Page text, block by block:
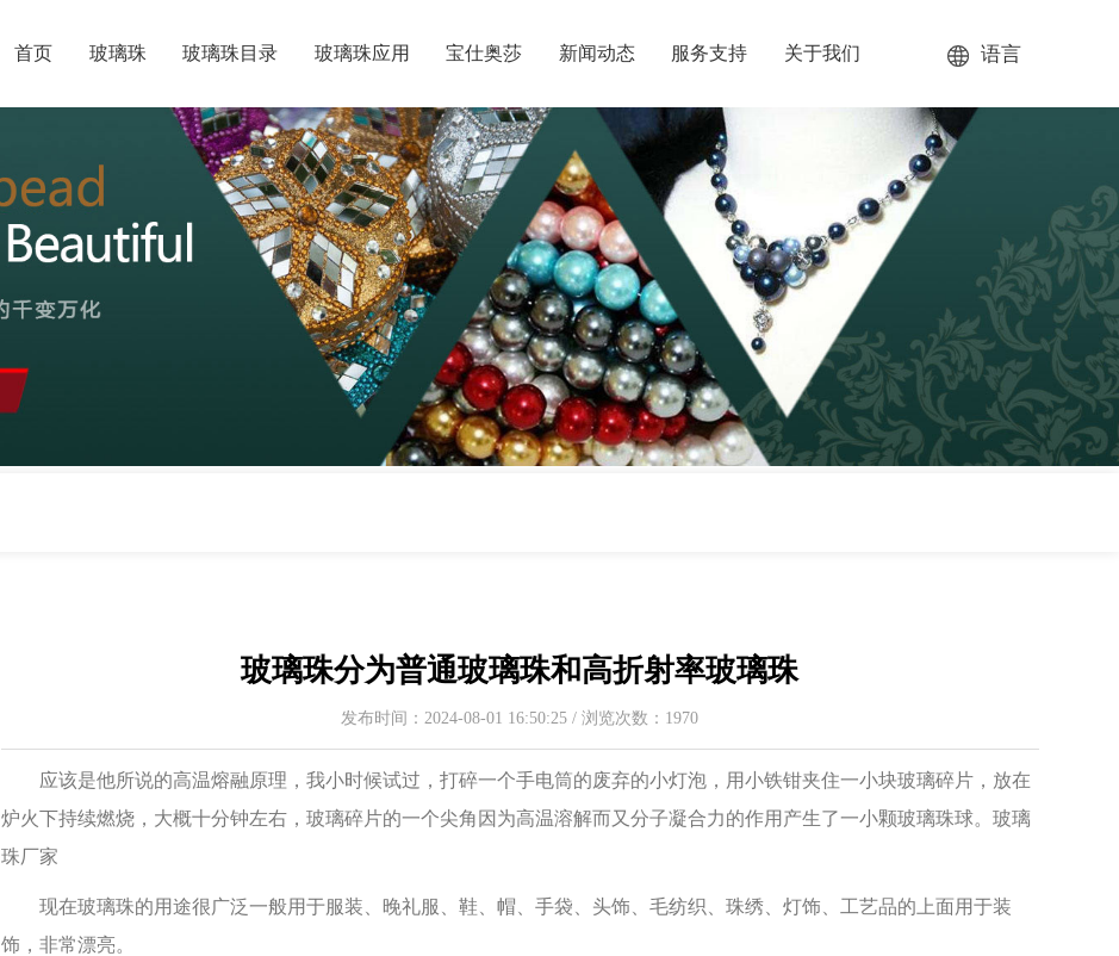
首页 玻璃珠 玻璃珠目录 玻璃珠应用 宝仕奥莎 新闻动态 服务支持 关于我们 语言
玻璃珠分为普通玻璃珠和高折射率玻璃珠
发布时间：2024-08-01 16:50:25 / 浏览次数：1970
应该是他所说的高温熔融原理，我小时候试过，打碎一个手电筒的废弃的小灯泡，用小铁钳夹住一小块玻璃碎片，放在
炉火下持续燃烧，大概十分钟左右，玻璃碎片的一个尖角因为高温溶解而又分子凝合力的作用产生了一小颗玻璃珠球。玻璃
珠厂家
现在玻璃珠的用途很广泛一般用于服装、晚礼服、鞋、帽、手袋、头饰、毛纺织、珠绣、灯饰、工艺品的上面用于装
饰，非常漂亮。